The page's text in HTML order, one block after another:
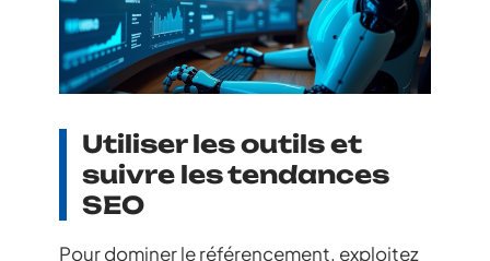
Utiliser les outils et
suivre les tendances
SEO
Pour dominer le référencement, exploitez